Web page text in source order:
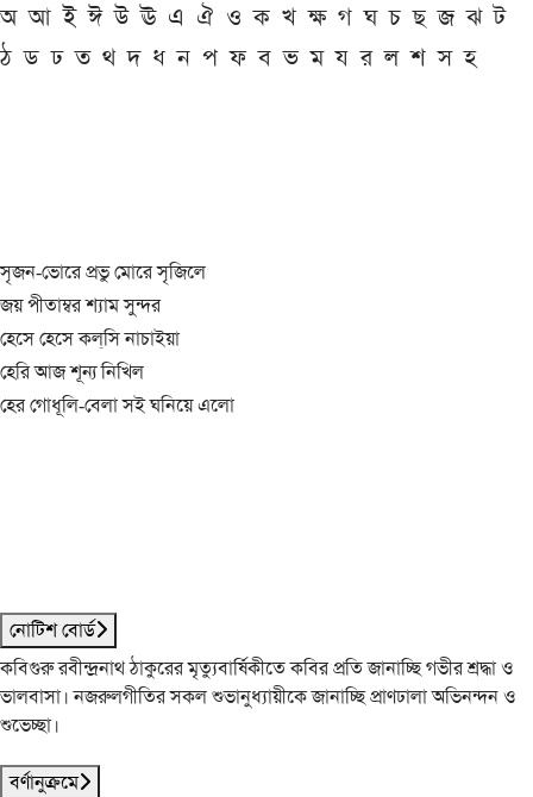
অ আ ই ঈ উ ঊ এ ঐ ও ক খ ক্ষ গ ঘ চ ছ জ ঝ ট
ঠ ড ঢ ত থ দ ধ ন প ফ ব ভ ম য র ল শ স হ
সৃজন-ভোরে প্রভু মোরে সৃজিলে
জয় পীতাম্বর শ্যাম সুন্দর
হেসে হেসে কল্‌সি নাচাইয়া
হেরি আজ শূন্য নিখিল
হের গোধূলি-বেলা সই ঘনিয়ে এলো
নোটিশ বোর্ড
কবিগুরু রবীন্দ্রনাথ ঠাকুরের মৃত্যুবার্ষিকীতে কবির প্রতি জানাচ্ছি গভীর শ্রদ্ধা ও
ভালবাসা। নজরুলগীতির সকল শুভানুধ্যায়ীকে জানাচ্ছি প্রাণঢালা অভিনন্দন ও
শুভেচ্ছা।
বর্ণানুক্রমে